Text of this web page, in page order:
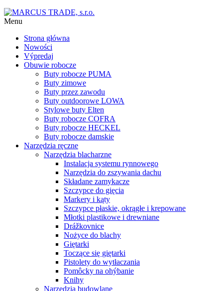
Menu
Strona główna
Nowości
Výpredaj
Obuwie robocze
Buty robocze PUMA
Buty zimowe
Buty przez zawodu
Buty outdoorowe LOWA
Stylowe buty Elten
Buty robocze COFRA
Buty robocze HECKEL
Buty robocze damskie
Narzędzia ręczne
Narzędzia blacharzne
Instalacja systemu rynnowego
Narzędzia do zszywania dachu
Składane zamykacze
Szczypce do gięcia
Markery i kąty
Szczypce płaskie, okrągłe i krepowane
Młotki plastikowe i drewniane
Drážkovnice
Nożyce do blachy
Giętarki
Toczące się giętarki
Pistolety do wytłaczania
Pomôcky na ohýbanie
Knihy
Narzędzia budowlane